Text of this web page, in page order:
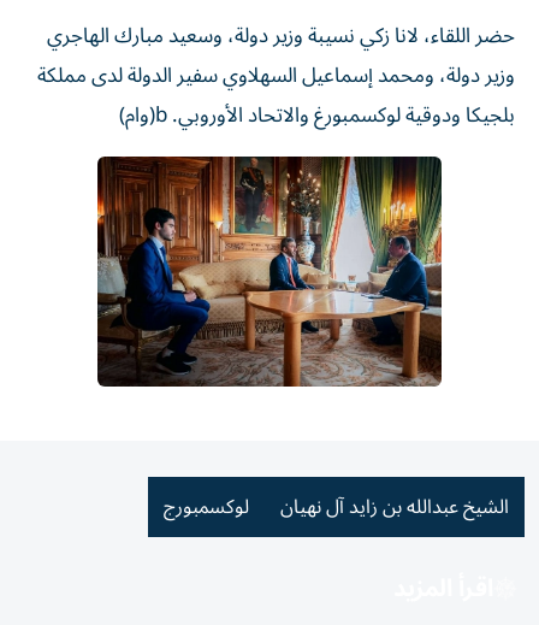
حضر اللقاء، لانا زكي نسيبة وزير دولة، وسعيد مبارك الهاجري
وزير دولة، ومحمد إسماعيل السهلاوي سفير الدولة لدى مملكة
بلجيكا ودوقية لوكسمبورغ والاتحاد الأوروبي. b(وام)
الشيخ عبدالله بن زايد آل نهيان لوكسمبورج